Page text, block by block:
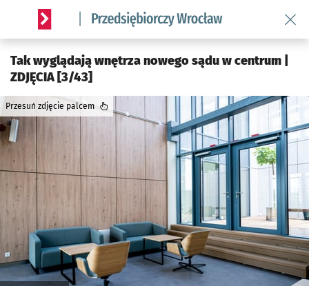
Serwis informacyjny wroclaw.pl podserwis: Strategia
Tak wyglądają wnętrza nowego sądu w centrum |
ZDJĘCIA [3/43]
Przesuń zdjęcie palcem